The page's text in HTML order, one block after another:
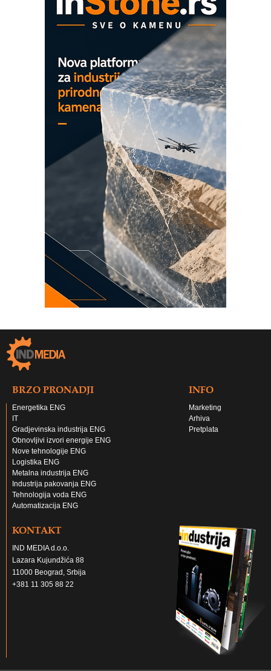
BRZO PRONADJI
Energetika ENG
IT
Gradjevinska industrija ENG
Obnovljivi izvori energije ENG
Nove tehnologije ENG
Logistika ENG
Metalna industrija ENG
Industrija pakovanja ENG
Tehnologija voda ENG
Automatizacija ENG
INFO
Marketing
Arhiva
Pretplata
KONTAKT
IND MEDIA d.o.o.
Lazara Kujundžića 88
11000 Beograd, Srbija
+381 11 305 88 22